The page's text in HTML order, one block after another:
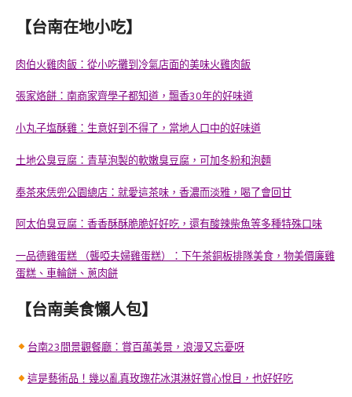
【台南在地小吃】
肉伯火雞肉飯：從小吃攤到冷氣店面的美味火雞肉飯
張家烙餅：南商家齊學子都知道，飄香30年的好味道
小丸子塩酥雞：生意好到不得了，當地人口中的好味道
土地公臭豆腐：青草泡製的軟嫩臭豆腐，可加冬粉和泡麵
奉茶來恁兜公園總店：就愛這茶味，香濃而淡雅，喝了會回甘
阿太伯臭豆腐：香香酥酥脆脆好好吃，還有酸辣柴魚等多種特殊口味
一品德雞蛋糕 （聾啞夫婦雞蛋糕）：下午茶銅板排隊美食，物美價廉雞
蛋糕、車輪餅、蔥肉餅
【台南美食懶人包】
台南23間景觀餐廳：賞百萬美景，浪漫又忘憂呀
這是藝術品！幾以亂真玫瑰花冰淇淋好賞心悅目，也好好吃